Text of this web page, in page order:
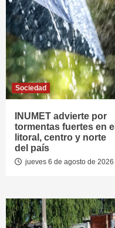
Sociedad
INUMET advierte por
tormentas fuertes en el
litoral, centro y norte
del país
jueves 6 de agosto de 2026